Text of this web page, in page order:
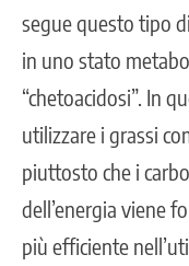
segue questo tipo
in uno stato
“chetoacidosi”. In
utilizzare i grassi
piuttosto che i
dell’energia viene
più efficiente